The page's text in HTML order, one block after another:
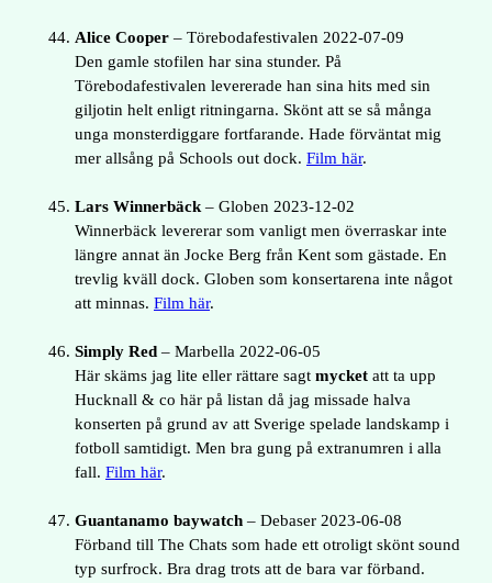
Alice Cooper – Törebodafestivalen 2022-07-09
Den gamle stofilen har sina stunder. På
Törebodafestivalen levererade han sina hits med sin
giljotin helt enligt ritningarna. Skönt att se så många
unga monsterdiggare fortfarande. Hade förväntat mig
mer allsång på Schools out dock. Film här.
Lars Winnerbäck– Globen 2023-12-02
Winnerbäck levererar som vanligt men överraskar inte
längre annat än Jocke Berg från Kent som gästade. En
trevlig kväll dock. Globen som konsertarena inte något
att minnas. Film här.
Simply Red – Marbella 2022-06-05
Här skäms jag lite eller rättare sagt mycket att ta upp
Hucknall & co här på listan då jag missade halva
konserten på grund av att Sverige spelade landskamp i
fotboll samtidigt. Men bra gung på extranumren i alla
fall. Film här.
Guantanamo baywatch – Debaser 2023-06-08
Förband till The Chats som hade ett otroligt skönt sound
typ surfrock. Bra drag trots att de bara var förband.